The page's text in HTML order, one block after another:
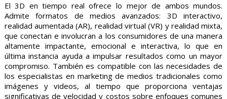
El 3D en tiempo real ofrece lo mejor de ambos mundos.
Admite formatos de medios avanzados: 3D interactivo,
realidad aumentada (AR), realidad virtual (VR) y realidad mixta,
que conectan e involucran a los consumidores de una manera
altamente impactante, emocional e interactiva, lo que en
última instancia ayuda a impulsar resultados como un mayor
compromiso. También es compatible con las necesidades de
los especialistas en marketing de medios tradicionales como
imágenes y videos, al tiempo que proporciona ventajas
significativas de velocidad y costos sobre enfoques comunes